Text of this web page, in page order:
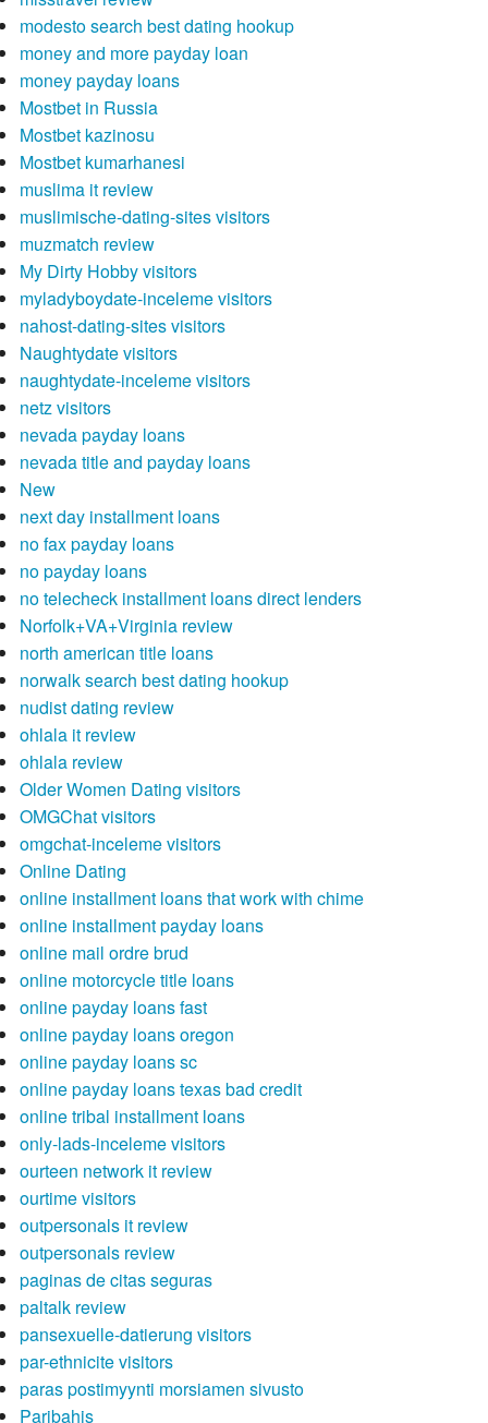
modesto search best dating hookup
money and more payday loan
money payday loans
Mostbet in Russia
Mostbet kazinosu
Mostbet kumarhanesi
muslima it review
muslimische-dating-sites visitors
muzmatch review
My Dirty Hobby visitors
myladyboydate-inceleme visitors
nahost-dating-sites visitors
Naughtydate visitors
naughtydate-inceleme visitors
netz visitors
nevada payday loans
nevada title and payday loans
New
next day installment loans
no fax payday loans
no payday loans
no telecheck installment loans direct lenders
Norfolk+VA+Virginia review
north american title loans
norwalk search best dating hookup
nudist dating review
ohlala it review
ohlala review
Older Women Dating visitors
OMGChat visitors
omgchat-inceleme visitors
Online Dating
online installment loans that work with chime
online installment payday loans
online mail ordre brud
online motorcycle title loans
online payday loans fast
online payday loans oregon
online payday loans sc
online payday loans texas bad credit
online tribal installment loans
only-lads-inceleme visitors
ourteen network it review
ourtime visitors
outpersonals it review
outpersonals review
paginas de citas seguras
paltalk review
pansexuelle-datierung visitors
par-ethnicite visitors
paras postimyynti morsiamen sivusto
Paribahis